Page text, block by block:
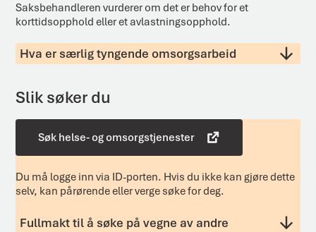
Saksbehandleren vurderer om det er behov for et
korttidsopphold eller et avlastningsopphold.
Hva er særlig tyngende omsorgsarbeid
Slik søker du
Søk helse- og omsorgstjenester
Du må logge inn via ID-porten. Hvis du ikke kan gjøre dette
selv, kan pårørende eller verge søke for deg.
Fullmakt til å søke på vegne av andre